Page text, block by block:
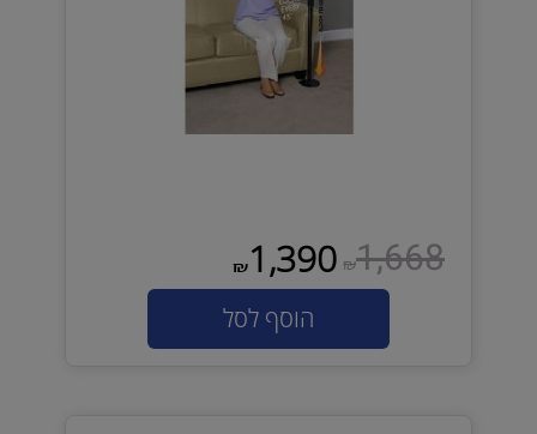
₪1,668
₪1,390
הוסף לסל